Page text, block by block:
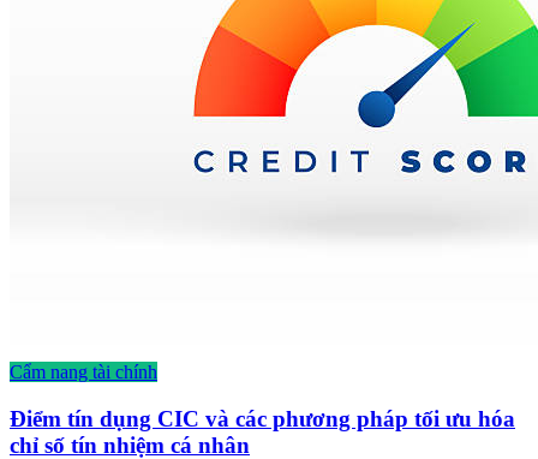
Cẩm nang tài chính
Điểm tín dụng CIC và các phương pháp tối ưu hóa
chỉ số tín nhiệm cá nhân